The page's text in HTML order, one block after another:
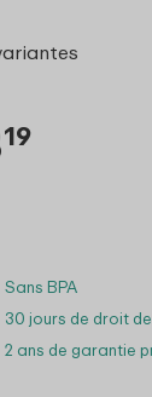
19
Sans BPA
30 jours de droit
2 ans de garantie